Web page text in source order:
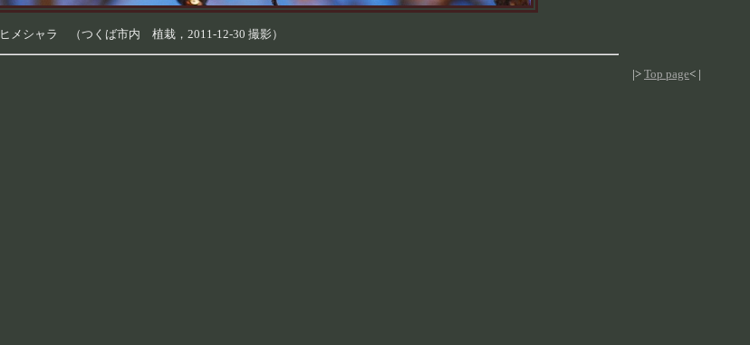
ヒメシャラ （つくば市内 植栽，2011-12-30 撮影）
|> Top page< |